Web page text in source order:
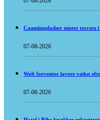
Campingpladser mister terræn
07-08-2026
Wolt forventer lavere vækst
07-08-2026